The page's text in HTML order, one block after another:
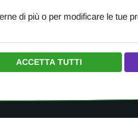
di più o per modificare le tue
ACCETTA TUTTI